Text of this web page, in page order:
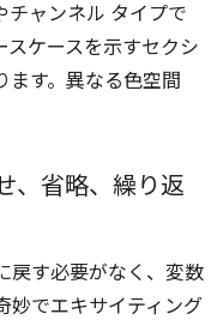
チャンネル タイプで
スケースを示すセクシ
ます。異なる色空間
、省略、繰り返
戻す必要がなく、変数
妙でエキサイティング